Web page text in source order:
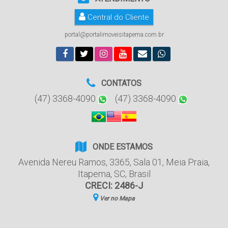
Central do Cliente
portal@portalimoveisitapema.com.br
CONTATOS
(47) 3368-4090 (47) 3368-4090
ONDE ESTAMOS
Avenida Nereu Ramos, 3365, Sala 01 , Meia Praia,
Itapema, SC, Brasil
CRECI: 2486-J
Ver no Mapa